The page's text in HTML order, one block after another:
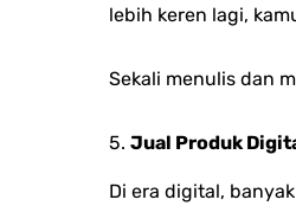
lebih keren lagi,
Sekali menulis dan
5. Jual Produk
Di era digital,